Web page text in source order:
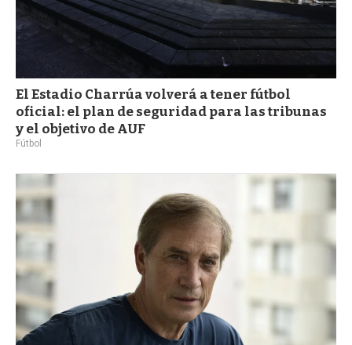
El Estadio Charrúa volverá a tener fútbol
oficial: el plan de seguridad para las tribunas
y el objetivo de AUF
Fútbol